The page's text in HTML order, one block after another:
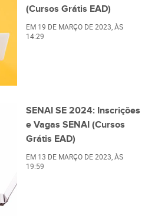
(Cursos Grátis EAD)
EM 19 DE MARÇO DE 2023 , ÀS
14:29
SENAI SE 2024: Inscrições
e Vagas SENAI (Cursos
Grátis EAD)
EM 13 DE MARÇO DE 2023, ÀS
19:59